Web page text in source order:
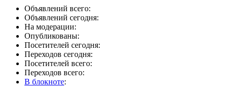
Объявлений всего:
Объявлений сегодня:
На модерации:
Опубликованы:
Посетителей сегодня:
Переходов сегодня:
Посетителей всего:
Переходов всего:
В блокноте: